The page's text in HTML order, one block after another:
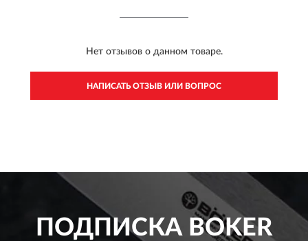
Нет отзывов о данном товаре.
НАПИСАТЬ ОТЗЫВ ИЛИ ВОПРОС
ПОДПИСКА BOKER